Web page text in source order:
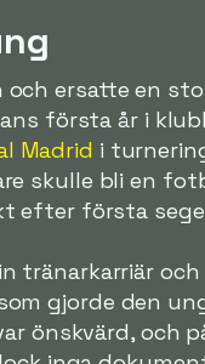
ersatte en
första år i
Madrid i
skulle bli en
efter första
tränarkarriär
gjorde den
önskvärd, och